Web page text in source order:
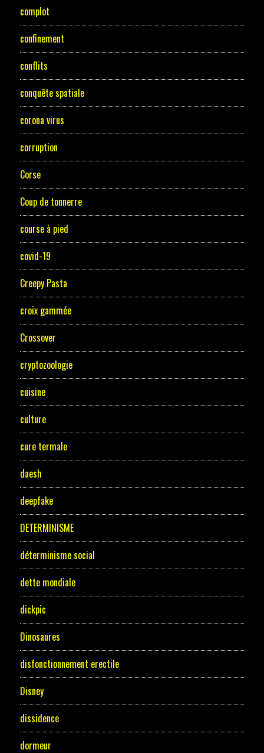
complot
confinement
conflits
conquête spatiale
corona virus
corruption
Corse
Coup de tonnerre
course à pied
covid-19
Creepy Pasta
croix gammée
Crossover
cryptozoologie
cuisine
culture
cure termale
daesh
deepfake
DETERMINISME
déterminisme social
dette mondiale
dickpic
Dinosaures
disfonctionnement erectile
Disney
dissidence
dormeur